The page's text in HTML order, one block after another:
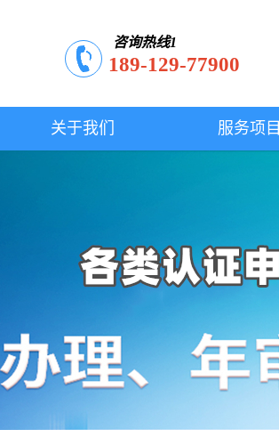
咨询热线1
189-129-77900
关于我们 服务项目